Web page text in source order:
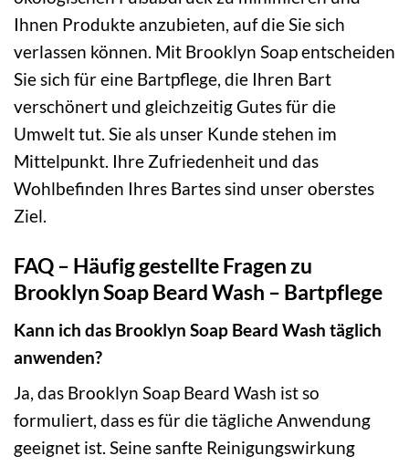
Ihnen Produkte anzubieten, auf die Sie sich
verlassen können. Mit Brooklyn Soap entscheiden
Sie sich für eine Bartpflege, die Ihren Bart
verschönert und gleichzeitig Gutes für die
Umwelt tut. Sie als unser Kunde stehen im
Mittelpunkt. Ihre Zufriedenheit und das
Wohlbefinden Ihres Bartes sind unser oberstes
Ziel.
FAQ – Häufig gestellte Fragen zu
Brooklyn Soap Beard Wash – Bartpflege
Kann ich das Brooklyn Soap Beard Wash täglich
anwenden?
Ja, das Brooklyn Soap Beard Wash ist so
formuliert, dass es für die tägliche Anwendung
geeignet ist. Seine sanfte Reinigungswirkung